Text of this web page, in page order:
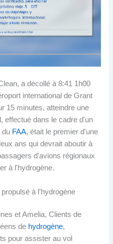
a décollé à 8:41 1h00
international de Grant
15 minutes, atteindre une
effectué dans le cadre d'un
du FAA, était le premier d'une
ans qui devrait aboutir à
d'avions régionaux
à l'hydrogène.
à l'hydrogène
et Amelia, Clients de
de hydrogène,
pour assister au vol